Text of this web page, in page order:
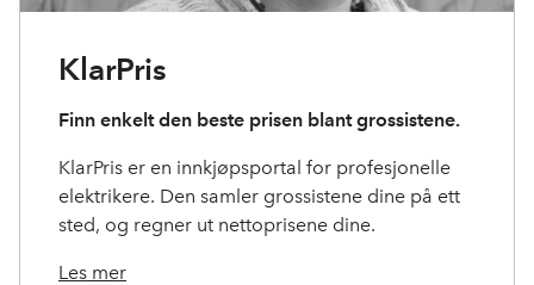
KlarPris
Finn enkelt den beste prisen blant grossistene.
KlarPris er en innkjøpsportal for profesjonelle
elektrikere. Den samler grossistene dine på ett
sted, og regner ut nettoprisene dine.
Les mer